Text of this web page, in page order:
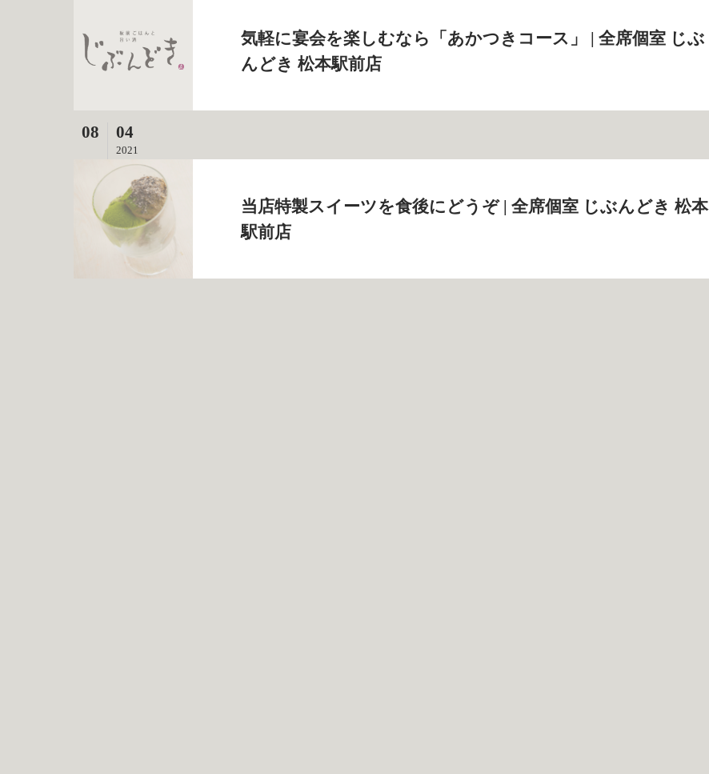
気軽に宴会を楽しむなら「あかつきコース」 | 全席個室 じぶ
んどき 松本駅前店
08 04
2021
当店特製スイーツを食後にどうぞ | 全席個室 じぶんどき 松本
駅前店